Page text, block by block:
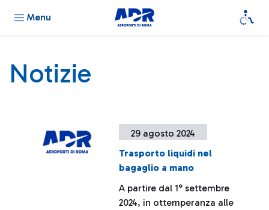
Menu
Notizie
29 agosto 2024
Trasporto liquidi nel
bagaglio a mano
A partire dal 1° settembre
2024, in ottemperanza alle